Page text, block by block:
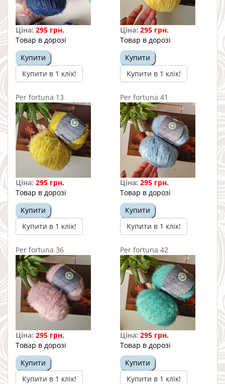
Ціна: 295 грн.
Товар в дорозі
Купити
Купити в 1 клік!
Ціна: 295 грн.
Товар в дорозі
Купити
Купити в 1 клік!
Per fortuna 13
Ціна: 295 грн.
Товар в дорозі
Купити
Купити в 1 клік!
Per fortuna 41
Ціна: 295 грн.
Товар в дорозі
Купити
Купити в 1 клік!
Per fortuna 36
Ціна: 295 грн.
Товар в дорозі
Купити
Купити в 1 клік!
Per fortuna 42
Ціна: 295 грн.
Товар в дорозі
Купити
Купити в 1 клік!